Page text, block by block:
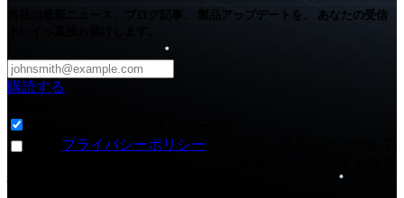
当社の最新ニュース、ブログ記事、 製品アップデートを、 あなたの受信
購読する
プライバシーポリシー